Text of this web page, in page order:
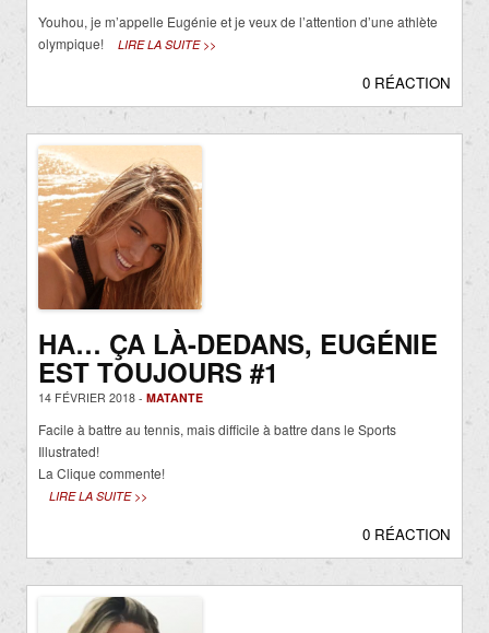
Youhou, je m’appelle Eugénie et je veux de l’attention d’une athlète
olympique!
LIRE LA SUITE >>
0 RÉACTION
HA… ÇA LÀ-DEDANS, EUGÉNIE
EST TOUJOURS #1
14 FÉVRIER 2018 - MATANTE
Facile à battre au tennis, mais difficile à battre dans le Sports
Illustrated!
La Clique commente!
LIRE LA SUITE >>
0 RÉACTION